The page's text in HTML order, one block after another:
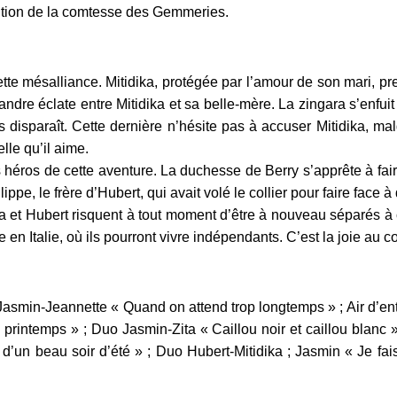
de la comtesse des Gemmeries.
mésalliance. Mitidika, protégée par l’amour de son mari,
éclate entre Mitidika et sa belle-mère. La zingara
Cette dernière n’hésite pas à accuser Mitidika,
qu’il aime.
de cette aventure. La duchesse de Berry s’apprête à
le frère d’Hubert, qui avait volé le collier pour faire face
Hubert risquent à tout moment d’être à nouveau séparés
en Italie, où ils pourront vivre indépendants. C’est la joie au
Jeannette « Quand on attend trop longtemps » ; Air
printemps » ; Duo Jasmin-Zita « Caillou noir et caillou blanc
beau soir d’été » ; Duo Hubert-Mitidika ; Jasmin « Je